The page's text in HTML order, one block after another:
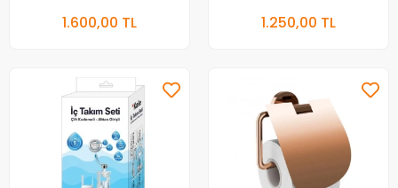
1.600,00 TL 1.250,00 TL